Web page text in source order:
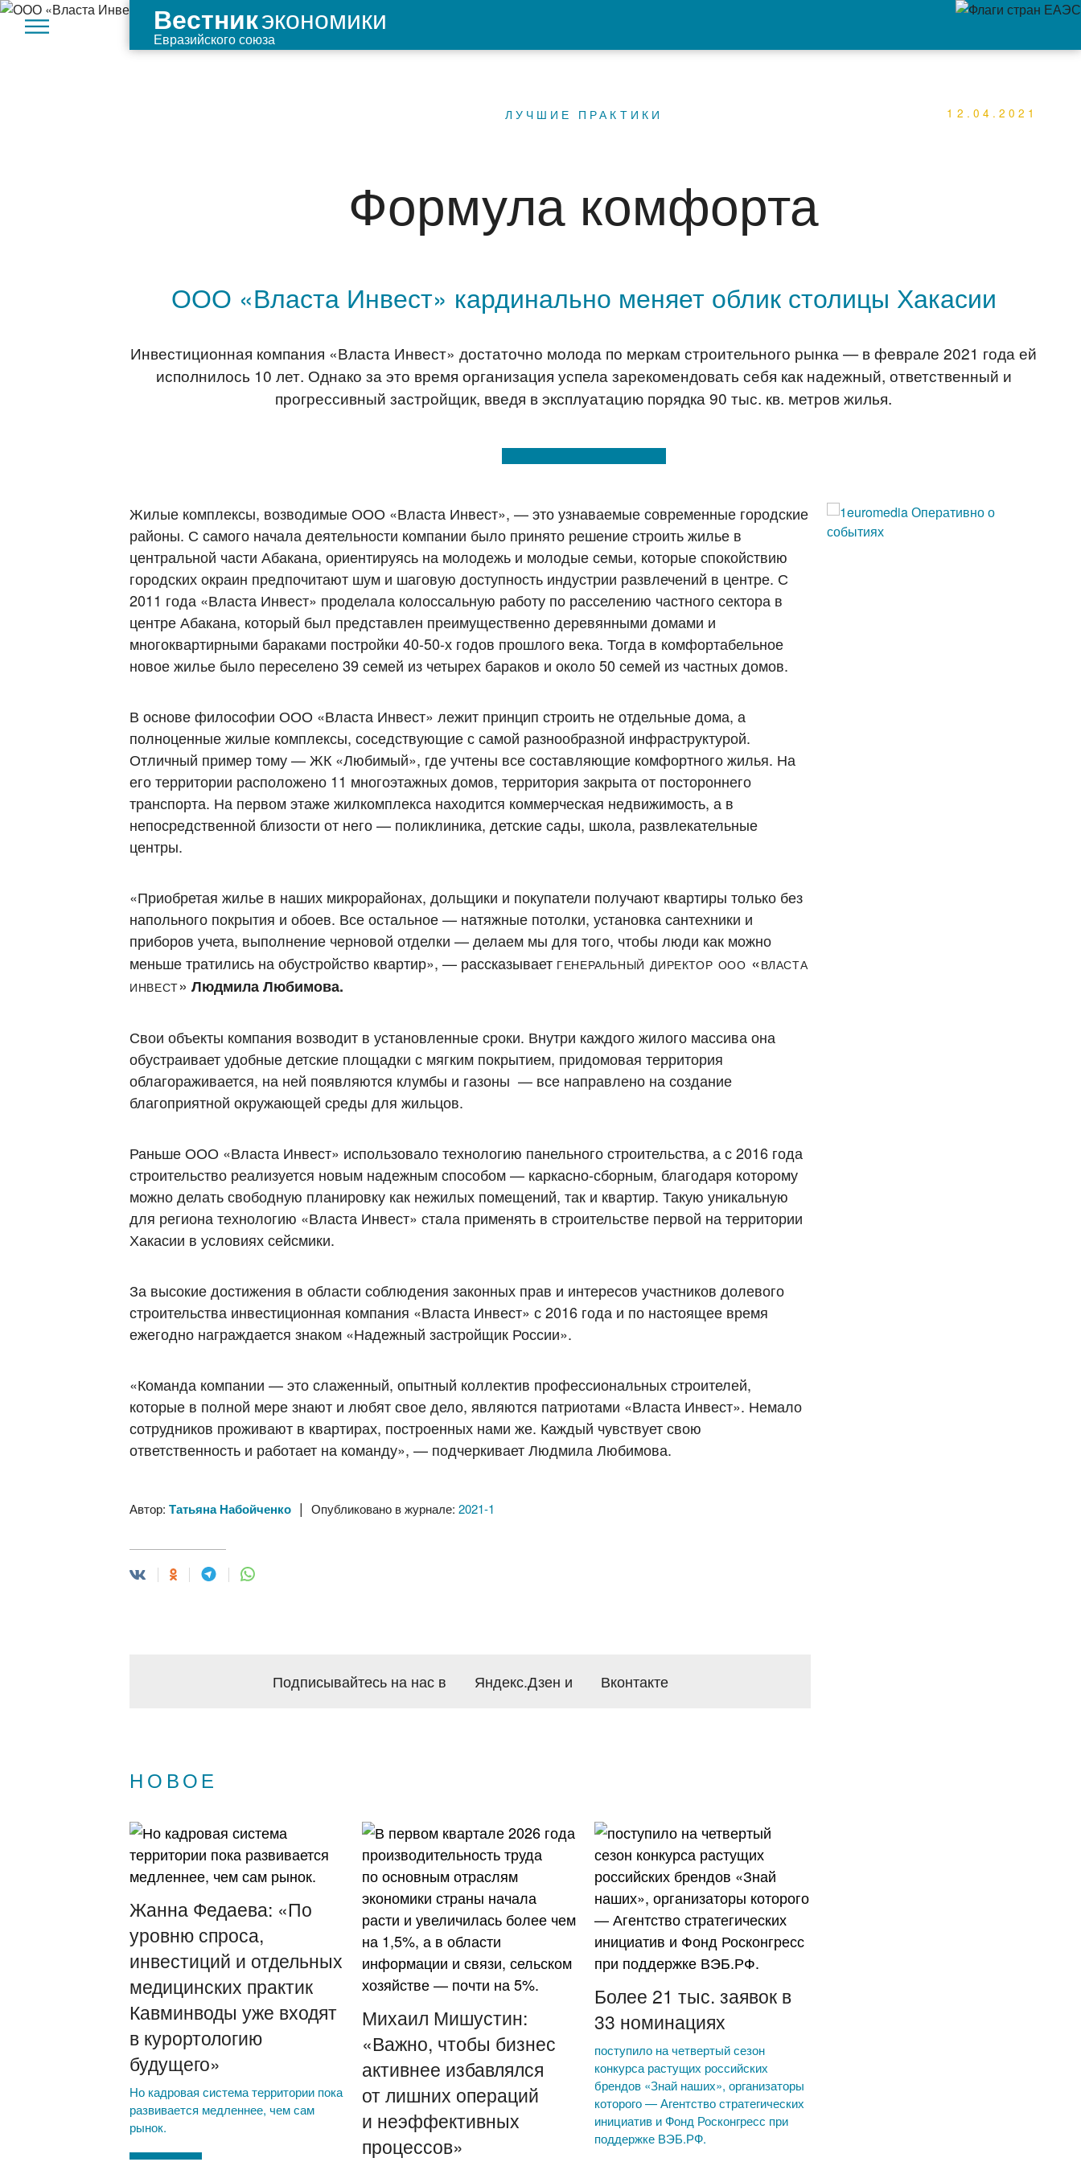
Вестникэкономики
Евразийского союза
ЛУЧШИЕ ПРАКТИКИ 12.04.2021
Формула комфорта
ООО «Власта Инвест» кардинально меняет облик столицы Хакасии
Инвестиционная компания «Власта Инвест» достаточно молода по меркам строительного рынка — в феврале 2021 года ей
исполнилось 10 лет. Однако за это время организация успела зарекомендовать себя как надежный, ответственный и
прогрессивный застройщик, введя в эксплуатацию порядка 90 тыс. кв. метров жилья.
Жилые комплексы, возводимые ООО «Власта Инвест», — это узнаваемые современные городские
районы. С самого начала деятельности компании было принято решение строить жилье в
центральной части Абакана, ориентируясь на молодежь и молодые семьи, которые спокойствию
городских окраин предпочитают шум и шаговую доступность индустрии развлечений в центре. С
2011 года «Власта Инвест» проделала колоссальную работу по расселению частного сектора в
центре Абакана, который был представлен преимущественно деревянными домами и
многоквартирными бараками постройки 40-50-х годов прошлого века. Тогда в комфортабельное
новое жилье было переселено 39 семей из четырех бараков и около 50 семей из частных домов.
В основе философии ООО «Власта Инвест» лежит принцип строить не отдельные дома, а
полноценные жилые комплексы, соседствующие с самой разнообразной инфраструктурой.
Отличный пример тому — ЖК «Любимый», где учтены все составляющие комфортного жилья. На
его территории расположено 11 многоэтажных домов, территория закрыта от постороннего
транспорта. На первом этаже жилкомплекса находится коммерческая недвижимость, а в
непосредственной близости от него — поликлиника, детские сады, школа, развлекательные
центры.
«Приобретая жилье в наших микрорайонах, дольщики и покупатели получают квартиры только без
напольного покрытия и обоев. Все остальное — натяжные потолки, установка сантехники и
приборов учета, выполнение черновой отделки — делаем мы для того, чтобы люди как можно
меньше тратились на обустройство квартир», — рассказывает генеральный директор ООО «Власта
Инвест» Людмила Любимова.
Свои объекты компания возводит в установленные сроки. Внутри каждого жилого массива она
обустраивает удобные детские площадки с мягким покрытием, придомовая территория
облагораживается, на ней появляются клумбы и газоны — все направлено на создание
благоприятной окружающей среды для жильцов.
Раньше ООО «Власта Инвест» использовало технологию панельного строительства, а с 2016 года
строительство реализуется новым надежным способом — каркасно-сборным, благодаря которому
можно делать свободную планировку как нежилых помещений, так и квартир. Такую уникальную
для региона технологию «Власта Инвест» стала применять в строительстве первой на территории
Хакасии в условиях сейсмики.
За высокие достижения в области соблюдения законных прав и интересов участников долевого
строительства инвестиционная компания «Власта Инвест» с 2016 года и по настоящее время
ежегодно награждается знаком «Надежный застройщик России».
«Команда компании — это слаженный, опытный коллектив профессиональных строителей,
которые в полной мере знают и любят свое дело, являются патриотами «Власта Инвест». Немало
сотрудников проживают в квартирах, построенных нами же. Каждый чувствует свою
ответственность и работает на команду», — подчеркивает Людмила Любимова.
Автор:Татьяна Набойченко |Опубликовано в журнале:2021-1
Подписывайтесь на нас в Яндекс.Дзен и Вконтакте
НОВОЕ
Жанна Федаева: «По
уровню спроса,
инвестиций и отдельных
медицинских практик
Кавминводы уже входят
в курортологию
будущего»
Но кадровая система территории пока
развивается медленнее, чем сам
рынок.
Михаил Мишустин:
«Важно, чтобы бизнес
активнее избавлялся
от лишних операций
и неэффективных
процессов»
Более 21 тыс. заявок в
33 номинациях
поступило на четвертый сезон
конкурса растущих российских
брендов «Знай наших», организаторы
которого — Агентство стратегических
инициатив и Фонд Росконгресс при
поддержке ВЭБ.РФ.